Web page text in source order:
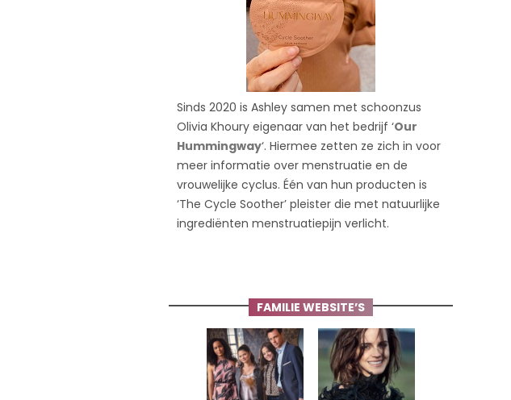
Sinds 2020 is Ashley samen met schoonzus
Olivia Khoury eigenaar van het bedrijf ‘Our
Hummingway‘. Hiermee zetten ze zich in voor
meer informatie over menstruatie en de
vrouwelijke cyclus. Één van hun producten is
‘The Cycle Soother’ pleister die met natuurlijke
ingrediënten menstruatiepijn verlicht.
FAMILIE WEBSITE’S